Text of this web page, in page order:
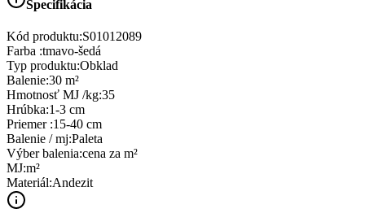
Špecifikácia
Kód produktu:S01012089
Farba :tmavo-šedá
Typ produktu:Obklad
Balenie:30 m²
Hmotnosť MJ /kg:35
Hrúbka:1-3 cm
Priemer :15-40 cm
Balenie / mj:Paleta
Výber balenia:cena za m²
MJ:m²
Materiál:Andezit